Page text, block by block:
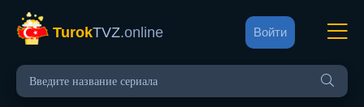
TurokTVZ.online Войти